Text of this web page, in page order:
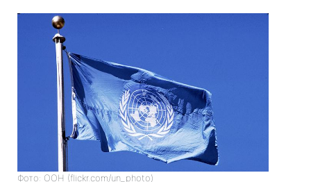
Фото: ООН (flickr.com/un_photo)